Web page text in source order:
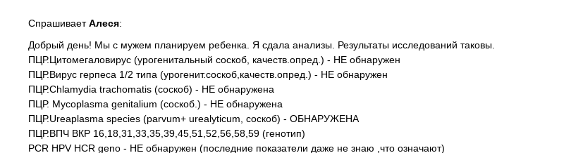
СпрашиваетАлеся:
Добрый день! Мы с мужем планируем ребенка. Я сдала анализы. Результаты исследований таковы.
ПЦР.Цитомегаловирус (урогенитальный соскоб, качеств.опред.) - НЕ обнаружен
ПЦР.Вирус герпеса 1/2 типа (урогенит.соскоб,качеств.опред.) - НЕ обнаружен
ПЦР.Chlamydia trachomatis (соскоб) - НЕ обнаружена
ПЦР. Mycoplasma genitalium (соскоб.) - НЕ обнаружена
ПЦР.Ureaplasma species (parvum+ urealyticum, соскоб) - ОБНАРУЖЕНА
ПЦР.ВПЧ ВКР 16,18,31,33,35,39,45,51,52,56,58,59 (генотип)
PCR HPV HCR geno - НЕ обнаружен (последние показатели даже не знаю ,что означают)